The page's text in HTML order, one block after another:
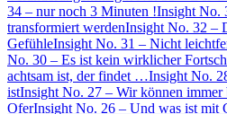
34 – nur noch 3 Minuten !Insight No.
transformiert werdenInsight No. 32 –
GefühleInsight No. 31 – Nicht
No. 30 – Es ist kein wirklicher
achtsam ist, der findet …Insight No.
istInsight No. 27 – Wir können immer
OferInsight No. 26 – Und was ist mit